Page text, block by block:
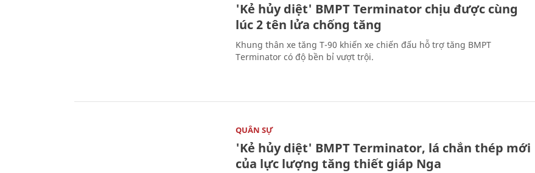
'Kẻ hủy diệt' BMPT Terminator chịu được cùng
lúc 2 tên lửa chống tăng
Khung thân xe tăng T-90 khiến xe chiến đấu hỗ trợ tăng BMPT
Terminator có độ bền bỉ vượt trội.
QUÂN SỰ
'Kẻ hủy diệt' BMPT Terminator, lá chắn thép mới
của lực lượng tăng thiết giáp Nga